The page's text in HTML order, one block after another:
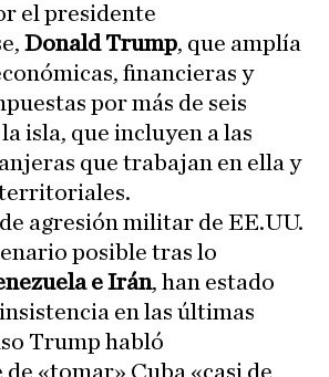
el presidente
Donald Trump, que amplía
financieras y
por más de seis
isla, que incluyen a las
que trabajan en ella y
agresión militar de EE.UU.
posible tras lo
e Irán, han estado
en las últimas
Trump habló
«tomar» Cuba «casi de